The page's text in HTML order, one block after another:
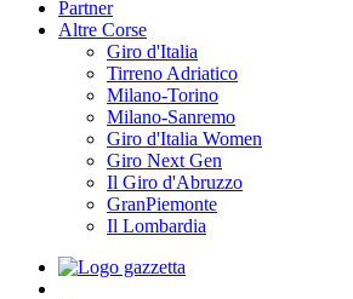
Partner
Altre Corse
Giro d'Italia
Tirreno Adriatico
Milano-Torino
Milano-Sanremo
Giro d'Italia Women
Giro Next Gen
Il Giro d'Abruzzo
GranPiemonte
Il Lombardia